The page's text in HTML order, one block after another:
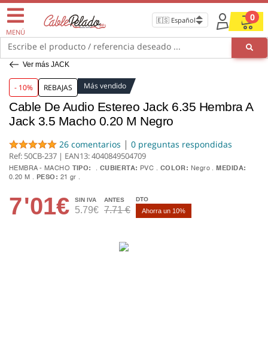
MENÚ
0
Escribe el producto / referencia deseado ...
Ver más JACK
- 10% REBAJAS Más vendido
Cable De Audio Estereo Jack 6.35 Hembra A
Jack 3.5 Macho 0.20 M Negro
26 comentarios | 0 preguntas respondidas
Ref: 50CB-237 | EAN13:4040849504709
HEMBRA - MACHO TIPO: CUBIERTA: PVC COLOR: Negro
MEDIDA:
0.20 M
PESO: 21 gr
7'01€ SIN IVA
5.79€
ANTES
7.71 €
DTO
Ahorra un 10%